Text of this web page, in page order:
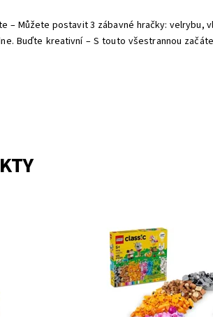
– Můžete postavit 3 zábavné hračky: velrybu,
Buďte kreativní – S touto všestrannou
a
Stavebnice LEGO® se zvířaty:
a další tvory
Dostupnost:
Skladem1
11361
LEGO